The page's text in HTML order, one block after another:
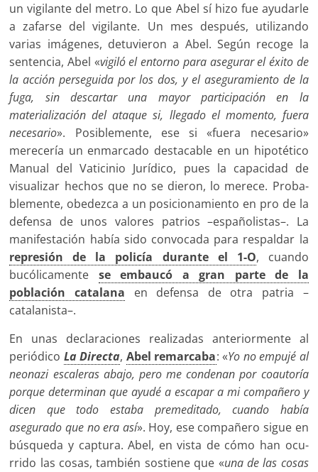
un vigilante del metro. Lo que Abel sí hizo fue ayudarle
a zafarse del vigilante. Un mes después, utilizando
varias imáge­nes, detuvieron a Abel. Según recoge la
sentencia, Abel «vi­giló el entorno para asegurar el éxito de
la acción perseguida por los dos, y el aseguramiento de la
fuga, sin descartar una mayor participación en la
materializa­ción del ataque si, llegado el mo­mento, fuera
necesario». Posible­mente, ese si «fuera necesario»
merecería un enmarcado desta­cable en un hipotético
Manual del Vaticinio Jurídico, pues la capa­cidad de
visualizar hechos que no se dieron, lo merece. Proba­
blemente, obedezca a un posi­cionamiento en pro de la
defensa de unos valores patrios –espa­ñolistas–. La
manifestación ha­bía sido convocada para respal­dar la
represión de la policía durante el 1-O, cuando
bucólica­mente se embaucó a gran parte de la
población catalana en de­fensa de otra patria –
catalanista–.
En unas declaraciones realiza­das anteriormente al
periódico La Directa, Abel remarcaba: «Yo no empujé al
neonazi escaleras aba­jo, pero me condenan por coauto­ría
porque determinan que ayudé a escapar a mi compañero y
di­cen que todo estaba premedita­do, cuando había
asegurado que no era así». Hoy, ese compañe­ro sigue en
búsqueda y captura. Abel, en vista de cómo han ocu­
rrido las cosas, también sostie­ne que «una de las cosas